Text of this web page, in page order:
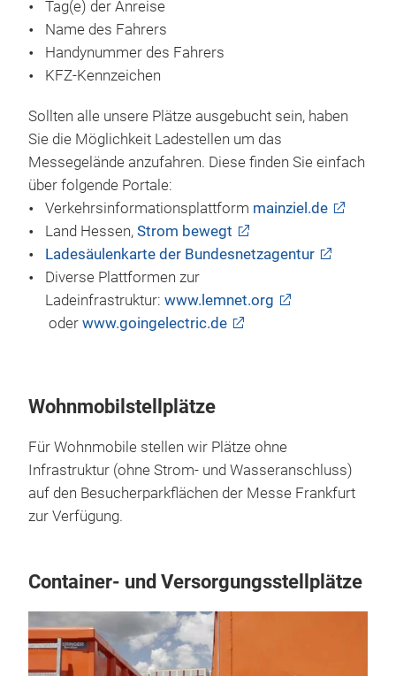
Tag(e) der Anreise
Name des Fahrers
Handynummer des Fahrers
KFZ-Kennzeichen
Sollten alle unsere Plätze ausgebucht sein, haben
Sie die Möglichkeit Ladestellen um das
Messegelände anzufahren. Diese finden Sie einfach
über folgende Portale:
Verkehrsinformationsplattform mainziel.de
Land Hessen, Strom bewegt
Ladesäulenkarte der Bundesnetzagentur
Diverse Plattformen zur
Ladeinfrastruktur: www.lemnet.org
oder www.goingelectric.de
Wohnmobilstellplätze
Für Wohnmobile stellen wir Plätze ohne
Infrastruktur (ohne Strom- und Wasseranschluss)
auf den Besucherparkflächen der Messe Frankfurt
zur Verfügung.
Container- und Versorgungsstellplätze